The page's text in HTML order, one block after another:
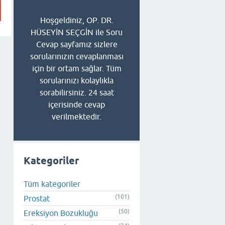
Hoşgeldiniz, OP. DR.
HÜSEYİN SEÇGİN ile Soru
Cevap sayfamız sizlere
sorularınızın cevaplanması
için bir ortam sağlar. Tüm
sorularınızı kolaylıkla
sorabilirsiniz. 24 saat
içerisinde cevap
verilmektedir.
Kategoriler
Tüm kategoriler
Prostat
(101)
Ereksiyon Bozukluğu (50)